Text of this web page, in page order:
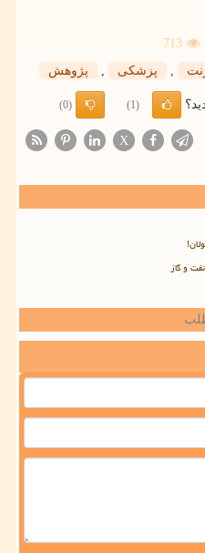
713
, پزشكی , پژوهش
(1)
(0)
X
و گاز